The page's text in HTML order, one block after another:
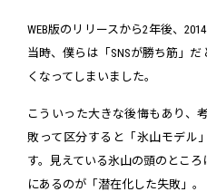
WEB版のリリースから2年後、
当時、僕らは「SNSが勝ち筋」
くなってしまいました。
こういった大きな後悔もあり、
敗って区分すると「氷山モデル
す。見えている氷山の頭のとこ
にあるのが「潜在化した失敗」。